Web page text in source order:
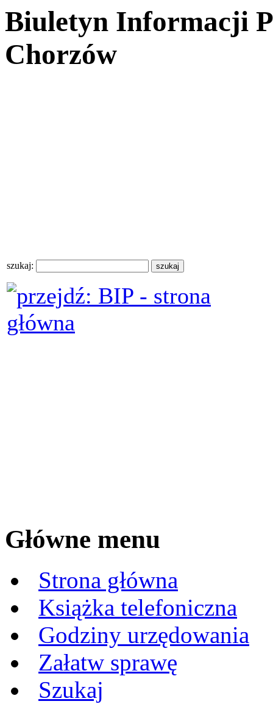
Biuletyn Informacji
Chorzów
szukaj:
Główne menu
Strona główna
Książka telefoniczna
Godziny urzędowania
Załatw sprawę
Szukaj